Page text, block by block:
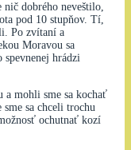
nič dobrého neveštilo,
pod 10 stupňov. Tí,
Po zvítaní a
Moravou sa
spevnenej hrádzi
a mohli sme sa kochať
sa chceli trochu
ochutnať kozí